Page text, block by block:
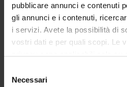
pubblicare annunci e contenuti
gli annunci e i contenuti,
i servizi. Avete la possibilità di
vostri dati e per quali scopi. Le
privacy sono applicabili solo su
modificare o revocare il proprio
delNecessari
ULSS Venezia
Michele Gangemi
ULSS 20
Vitalia Murgia